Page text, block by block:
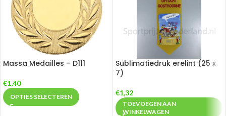
Massa Medailles – D111
€1,40
OPTIES SELECTEREN
Sublimatiedruk erelint (25 x
7)
€1,32
TOEVOEGEN AAN
WINKELWAGEN